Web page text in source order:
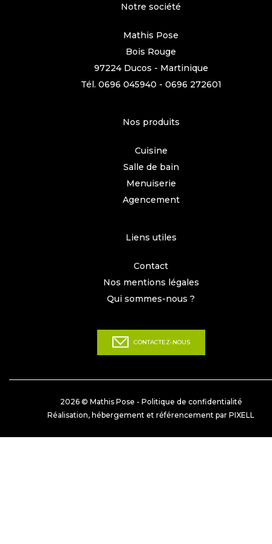
Notre société
Mathis Pose
Bois Rouge
97224 Ducos - Martinique
Tél. 0696 045940 - 0696 272601
Nos produits
Cuisine
Salle de bain
Menuiserie
Agencement
Liens utiles
Contact
Nos mentions légales
Qui sommes-nous ?
CONTACTEZ-NOUS
2026 © Mathis Pose - Politique de confidentialité
Réalisation, hébergement et référencement par PIXELL